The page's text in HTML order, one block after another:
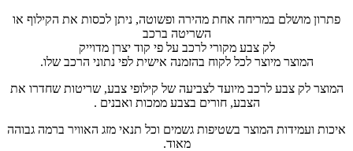
פתרון מושלם במריחה אחת מהירה ופשוטה, ניתן לכסות את הקילוף או
השריטה ברכב
לק צבע מקורי לרכב על פי קוד יצרן מדוייק
המוצר מיוצר לכל לקוח בהזמנה אישית לפי נתוני הרכב שלו.
המוצר לק צבע לרכב מיועד לצביעה של קילופי צבע, שריטות שחדרו את
הצבע, חורים בצבע ממכות ואבנים .
איכות ועמידות המוצר בשטיפות גשמים וכל תנאי מזג האוויר ברמה גבוהה
מאוד.